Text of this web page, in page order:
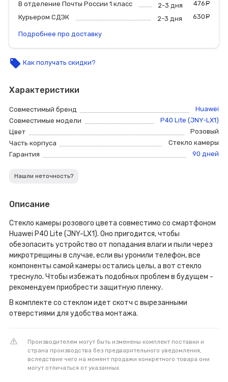
В отделение Почты России 1 класс
2-3 дня 476
Курьером СДЭК
2-3 дня 630
Подробнее про доставку
local_offer Как получать скидки?
Характеристики
Совместимый бренд
Huawei
Совместимые модели
P40 Lite (JNY-LX1)
Цвет
Розовый
Часть корпуса
Стекло камеры
Гарантия
90 дней
Нашли неточность?
Описание
Стекло камеры розового цвета совместимо со смартфоном
Huawei P40 Lite (JNY-LX1). Оно пригодится, чтобы
обезопасить устройство от попадания влаги и пыли через
микротрещины в случае, если вы уронили телефон, все
компоненты самой камеры остались целы, а вот стекло
треснуло. Чтобы избежать подобных проблем в будущем -
рекомендуем приобрести защитную пленку.
В комплекте со стеклом идет скотч с вырезанными
отверстиями для удобства монтажа.
Производителем могут быть изменены комплект поставки и
страна производства без предварительного уведомления,
вследствие чего на момент продажи конкретного товара они
могут отличаться от указанных.